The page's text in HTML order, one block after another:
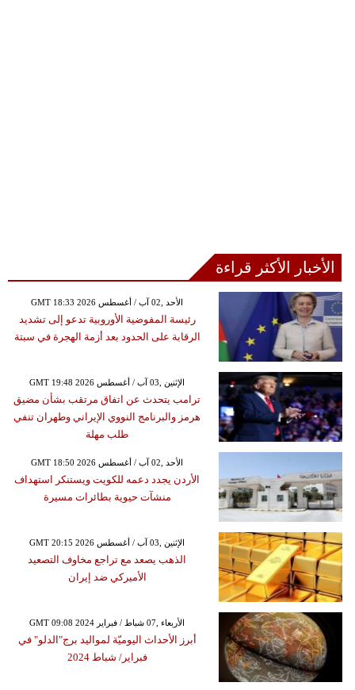
الأخبار الأكثر قراءة
GMT 18:33 2026 الأحد ,02 آب / أغسطس
رئيسة المفوضية الأوروبية تدعو إلى تشديد
الرقابة على الحدود بعد أزمة الهجرة في سبتة
GMT 19:48 2026 الإثنين ,03 آب / أغسطس
ترامب يتحدث عن اتفاق مرتقب بشأن مضيق
هرمز والبرنامج النووي الإيراني وطهران تنفي
طلب مهلة
GMT 18:50 2026 الأحد ,02 آب / أغسطس
الأردن يجدد دعمه للكويت ويستنكر استهداف
منشآت حيوية بطائرات مسيرة
GMT 20:15 2026 الإثنين ,03 آب / أغسطس
الذهب يصعد مع تراجع مخاوف التصعيد
الأميركي ضد إيران
GMT 09:08 2024 الأربعاء ,07 شباط / فبراير
أبرز الأحداث اليوميّة لمواليد برج"الدلو" في
فبراير/ شباط 2024